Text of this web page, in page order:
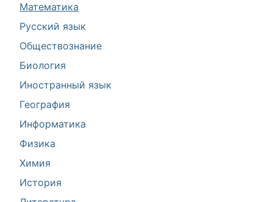
Математика
Русский язык
Обществознание
Биология
Иностранный язык
География
Информатика
Физика
Химия
История